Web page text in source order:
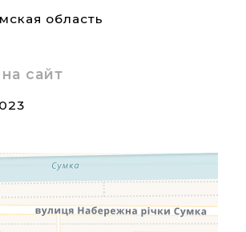
область
сайт